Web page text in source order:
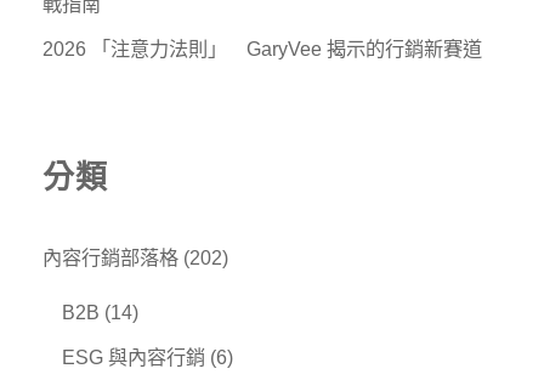
2026 「注意力法則」 GaryVee 揭示的行銷新賽道
分類
內容行銷部落格 (202)
B2B (14)
ESG 與內容行銷 (6)